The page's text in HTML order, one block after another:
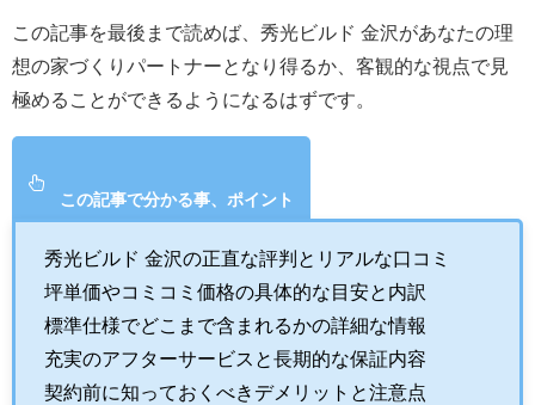
この記事を最後まで読めば、秀光ビルド 金沢があなたの理
想の家づくりパートナーとなり得るか、客観的な視点で見
極めることができるようになるはずです。
この記事で分かる事、ポイント
秀光ビルド 金沢の正直な評判とリアルな口コミ
坪単価やコミコミ価格の具体的な目安と内訳
標準仕様でどこまで含まれるかの詳細な情報
充実のアフターサービスと長期的な保証内容
契約前に知っておくべきデメリットと注意点